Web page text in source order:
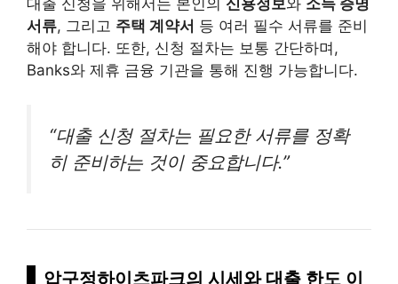
대출 신청을 위해서는 본인의 신용정보와 소득 증명
서류, 그리고 주택 계약서 등 여러 필수 서류를 준비
해야 합니다. 또한, 신청 절차는 보통 간단하며,
Banks와 제휴 금융 기관을 통해 진행 가능합니다.
“대출 신청 절차는 필요한 서류를 정확
히 준비하는 것이 중요합니다.”
압구정하이츠파크의 시세와 대출 한도 이